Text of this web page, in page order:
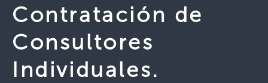
Contratación de
Consultores
Individuales.